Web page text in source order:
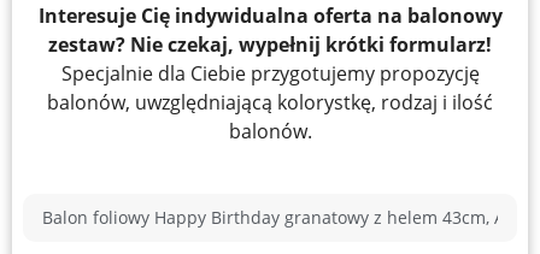
Interesuje Cię indywidualna oferta na balonowy
zestaw? Nie czekaj, wypełnij krótki formularz!
Specjalnie dla Ciebie przygotujemy propozycję
balonów, uwzględniającą kolorystkę, rodzaj i ilość
balonów.